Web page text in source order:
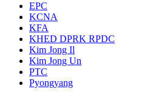
EPC
KCNA
KFA
KHED DPRK RPDC
Kim Jong Il
Kim Jong Un
PTC
Pyongyang